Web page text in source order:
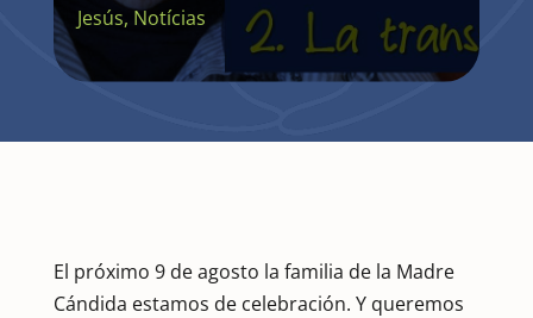
Jesús, Notícias
El próximo 9 de agosto la familia de la Madre
Cándida estamos de celebración. Y queremos